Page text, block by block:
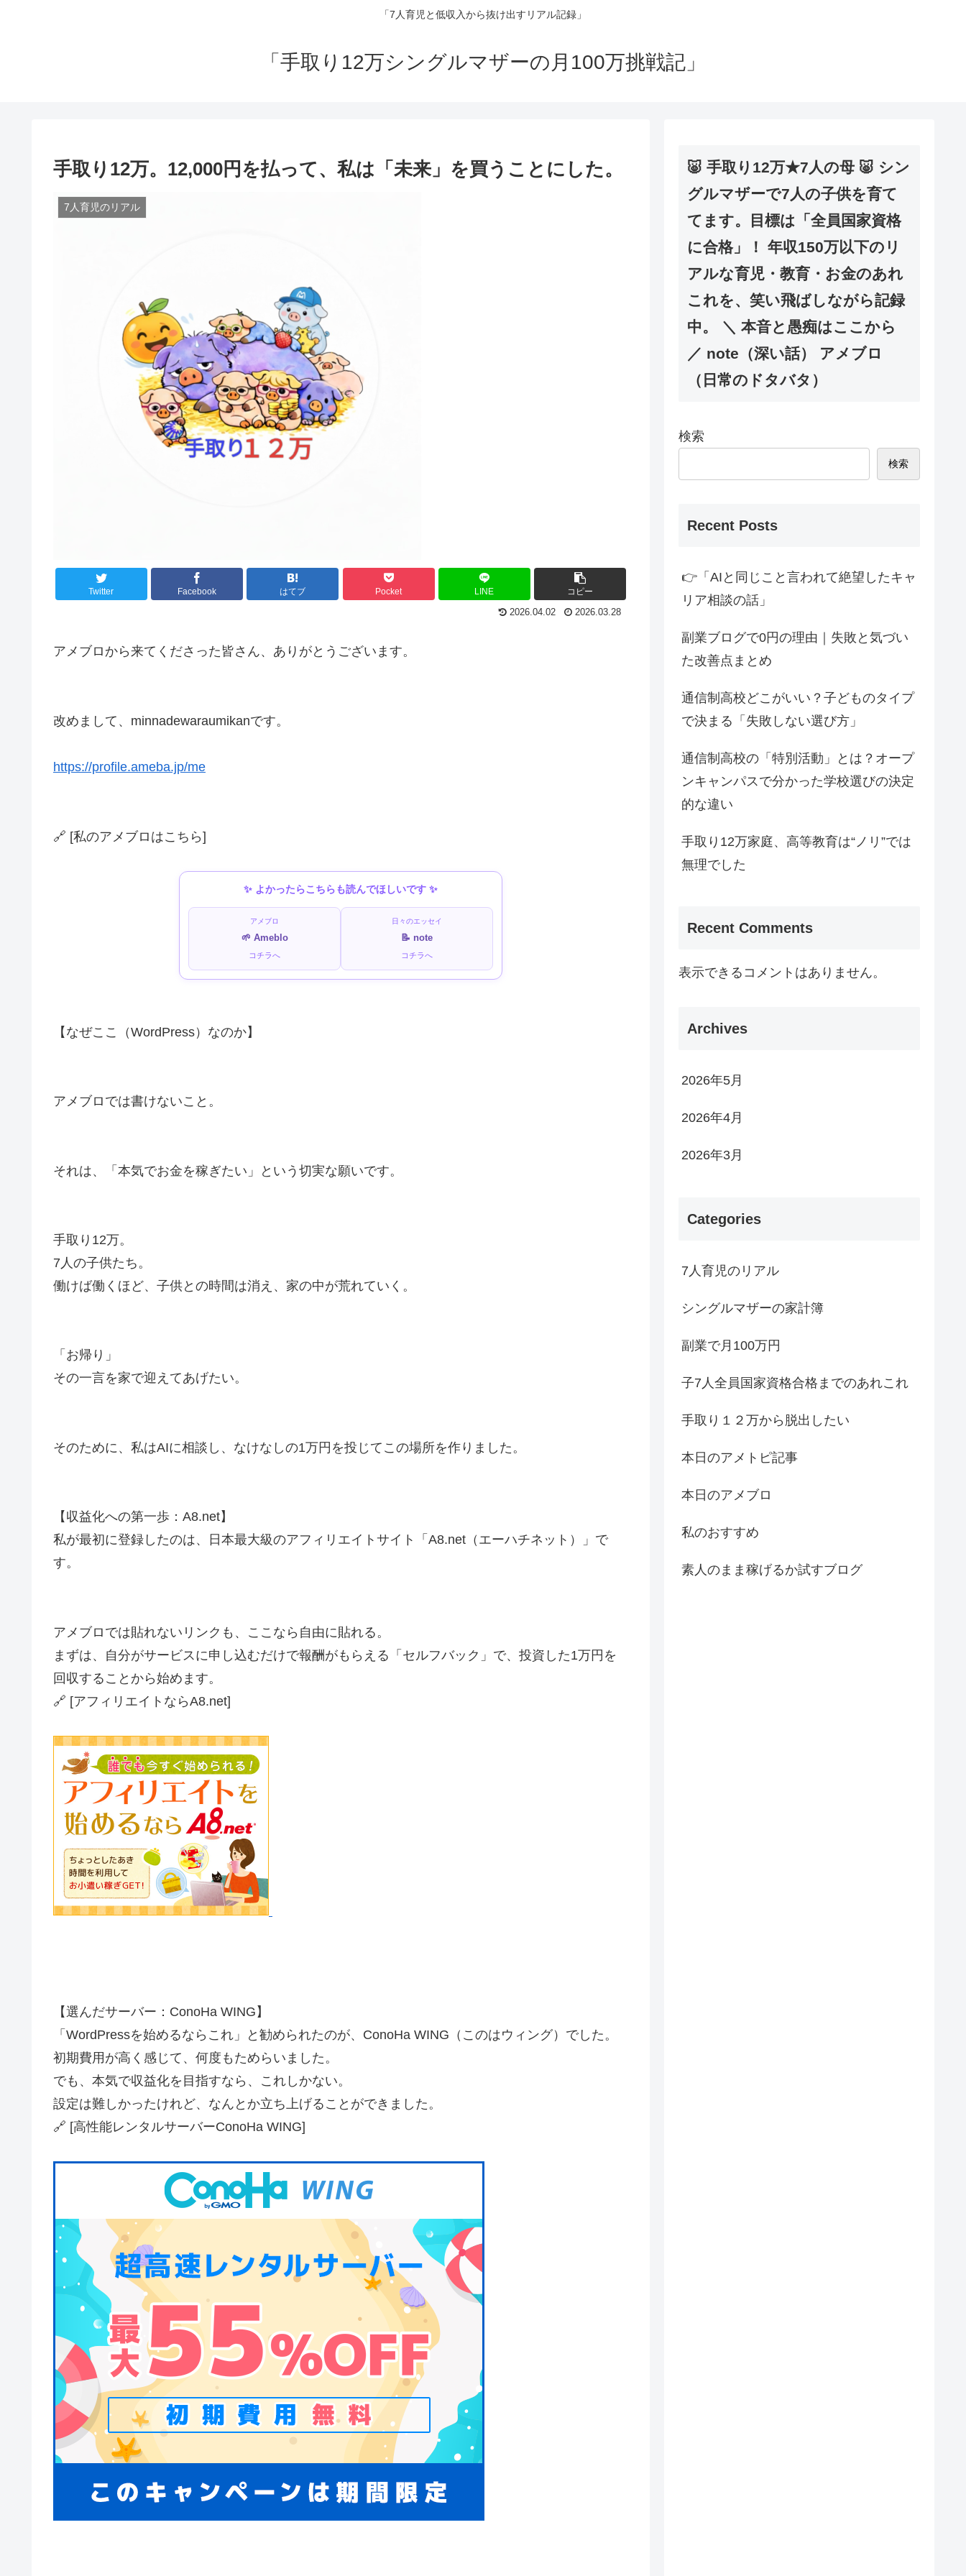
「7人育児と低収入から抜け出すリアル記録」
「手取り12万シングルマザーの月100万挑戦記」
手取り12万。12,000円を払って、私は「未来」を買うことにした。
7人育児のリアル
Twitter Facebook はてブ Pocket LINE コピー
2026.04.02 2026.03.28
アメブロから来てくださった皆さん、ありがとうございます。
改めまして、minnadewaraumikanです。
https://profile.ameba.jp/me
🔗 [私のアメブロはこちら]
✨ よかったらこちらも読んでほしいです ✨
アメブロ
🌱 Ameblo
コチラへ
日々のエッセイ
📝 note
コチラへ
【なぜここ（WordPress）なのか】
アメブロでは書けないこと。
それは、「本気でお金を稼ぎたい」という切実な願いです。
手取り12万。
7人の子供たち。
働けば働くほど、子供との時間は消え、家の中が荒れていく。
「お帰り」
その一言を家で迎えてあげたい。
そのために、私はAIに相談し、なけなしの1万円を投じてこの場所を作りました。
【収益化への第一歩：A8.net】
私が最初に登録したのは、日本最大級のアフィリエイトサイト「A8.net（エーハチネット）」で
す。
アメブロでは貼れないリンクも、ここなら自由に貼れる。
まずは、自分がサービスに申し込むだけで報酬がもらえる「セルフバック」で、投資した1万円を
回収することから始めます。
🔗 [アフィリエイトならA8.net]
【選んだサーバー：ConoHa WING】
「WordPressを始めるならこれ」と勧められたのが、ConoHa WING（このはウィング）でした。
初期費用が高く感じて、何度もためらいました。
でも、本気で収益化を目指すなら、これしかない。
設定は難しかったけれど、なんとか立ち上げることができました。
🔗 [高性能レンタルサーバーConoHa WING]
🐷 手取り12万★7人の母 🐷 シン
グルマザーで7人の子供を育て
てます。目標は「全員国家資格
に合格」！ 年収150万以下のリ
アルな育児・教育・お金のあれ
これを、笑い飛ばしながら記録
中。 ＼ 本音と愚痴はここから
／ note（深い話） アメブロ
（日常のドタバタ）
検索
検索
Recent Posts
👉「AIと同じこと言われて絶望したキャ
リア相談の話」
副業ブログで0円の理由｜失敗と気づい
た改善点まとめ
通信制高校どこがいい？子どものタイプ
で決まる「失敗しない選び方」
通信制高校の「特別活動」とは？オープ
ンキャンパスで分かった学校選びの決定
的な違い
手取り12万家庭、高等教育は“ノリ”では
無理でした
Recent Comments
表示できるコメントはありません。
Archives
2026年5月
2026年4月
2026年3月
Categories
7人育児のリアル
シングルマザーの家計簿
副業で月100万円
子7人全員国家資格合格までのあれこれ
手取り１２万から脱出したい
本日のアメトピ記事
本日のアメブロ
私のおすすめ
素人のまま稼げるか試すブログ